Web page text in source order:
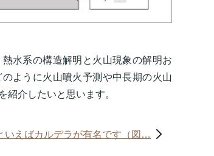
水系の構造解明と火山現象の解明お
ように火山噴火予測や中長期の火山
紹介したいと思います。
いえばカルデラが有名です（図…